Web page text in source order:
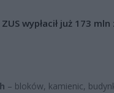
wypłacił już 173 mln
– bloków, kamienic,